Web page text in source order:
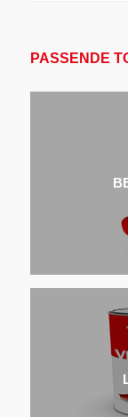
PASSENDE